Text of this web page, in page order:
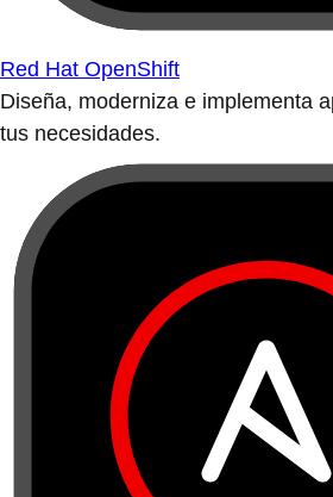
Red Hat OpenShift
Diseña, moderniza e implementa
tus necesidades.